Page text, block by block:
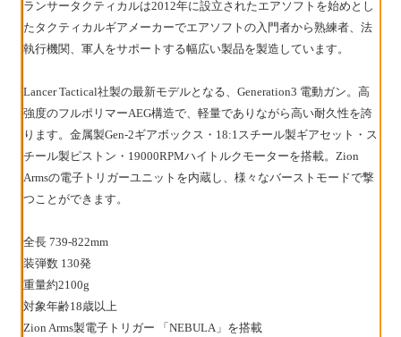
ランサータクティカルは2012年に設立されたエアソフトを始めとし
たタクティカルギアメーカーでエアソフトの入門者から熟練者、法
執行機関、軍人をサポートする幅広い製品を製造しています。
Lancer Tactical社製の最新モデルとなる、Generation3 電動ガン。高
強度のフルポリマーAEG構造で、軽量でありながら高い耐久性を誇
ります。金属製Gen-2ギアボックス・18:1スチール製ギアセット・ス
チール製ピストン・19000RPMハイトルクモーターを搭載。Zion
Armsの電子トリガーユニットを内蔵し、様々なバーストモードで撃
つことができます。
全長 739-822mm
装弾数 130発
重量約2100g
対象年齢18歳以上
Zion Arms製電子トリガー 「NEBULA」を搭載